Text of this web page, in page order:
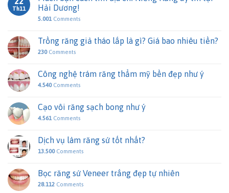
Th11
Hải Dương!
5.001 Comments
Trồng răng giả tháo lắp là gì? Giá bao nhiêu tiền?
230Comments
Công nghệ trám răng thẩm mỹ bền đẹp như ý
4.540Comments
Cạo vôi răng sạch bong như ý
4.561 Comments
Dịch vụ làm răng sứ tốt nhất?
13.500Comments
Bọc răng sứ Veneer trắng đẹp tự nhiên
28.112 Comments